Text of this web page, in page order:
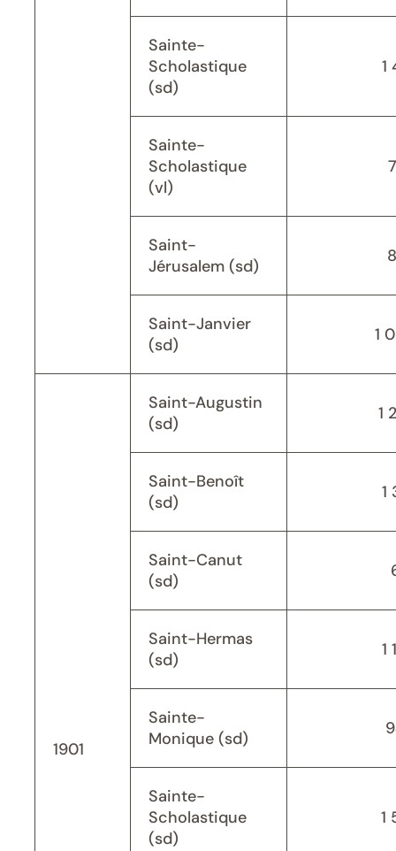
Sainte-
Scholastique
(sd)
1
Sainte-
Scholastique
(vl)
Saint-
Jérusalem (sd)
Saint-Janvier
(sd)
1
1901
Saint-Augustin
(sd)
1
Saint-Benoît
(sd)
1
Saint-Canut
(sd)
Saint-Hermas
(sd)
1
Sainte-
Monique (sd)
Sainte-
Scholastique
(sd)
1